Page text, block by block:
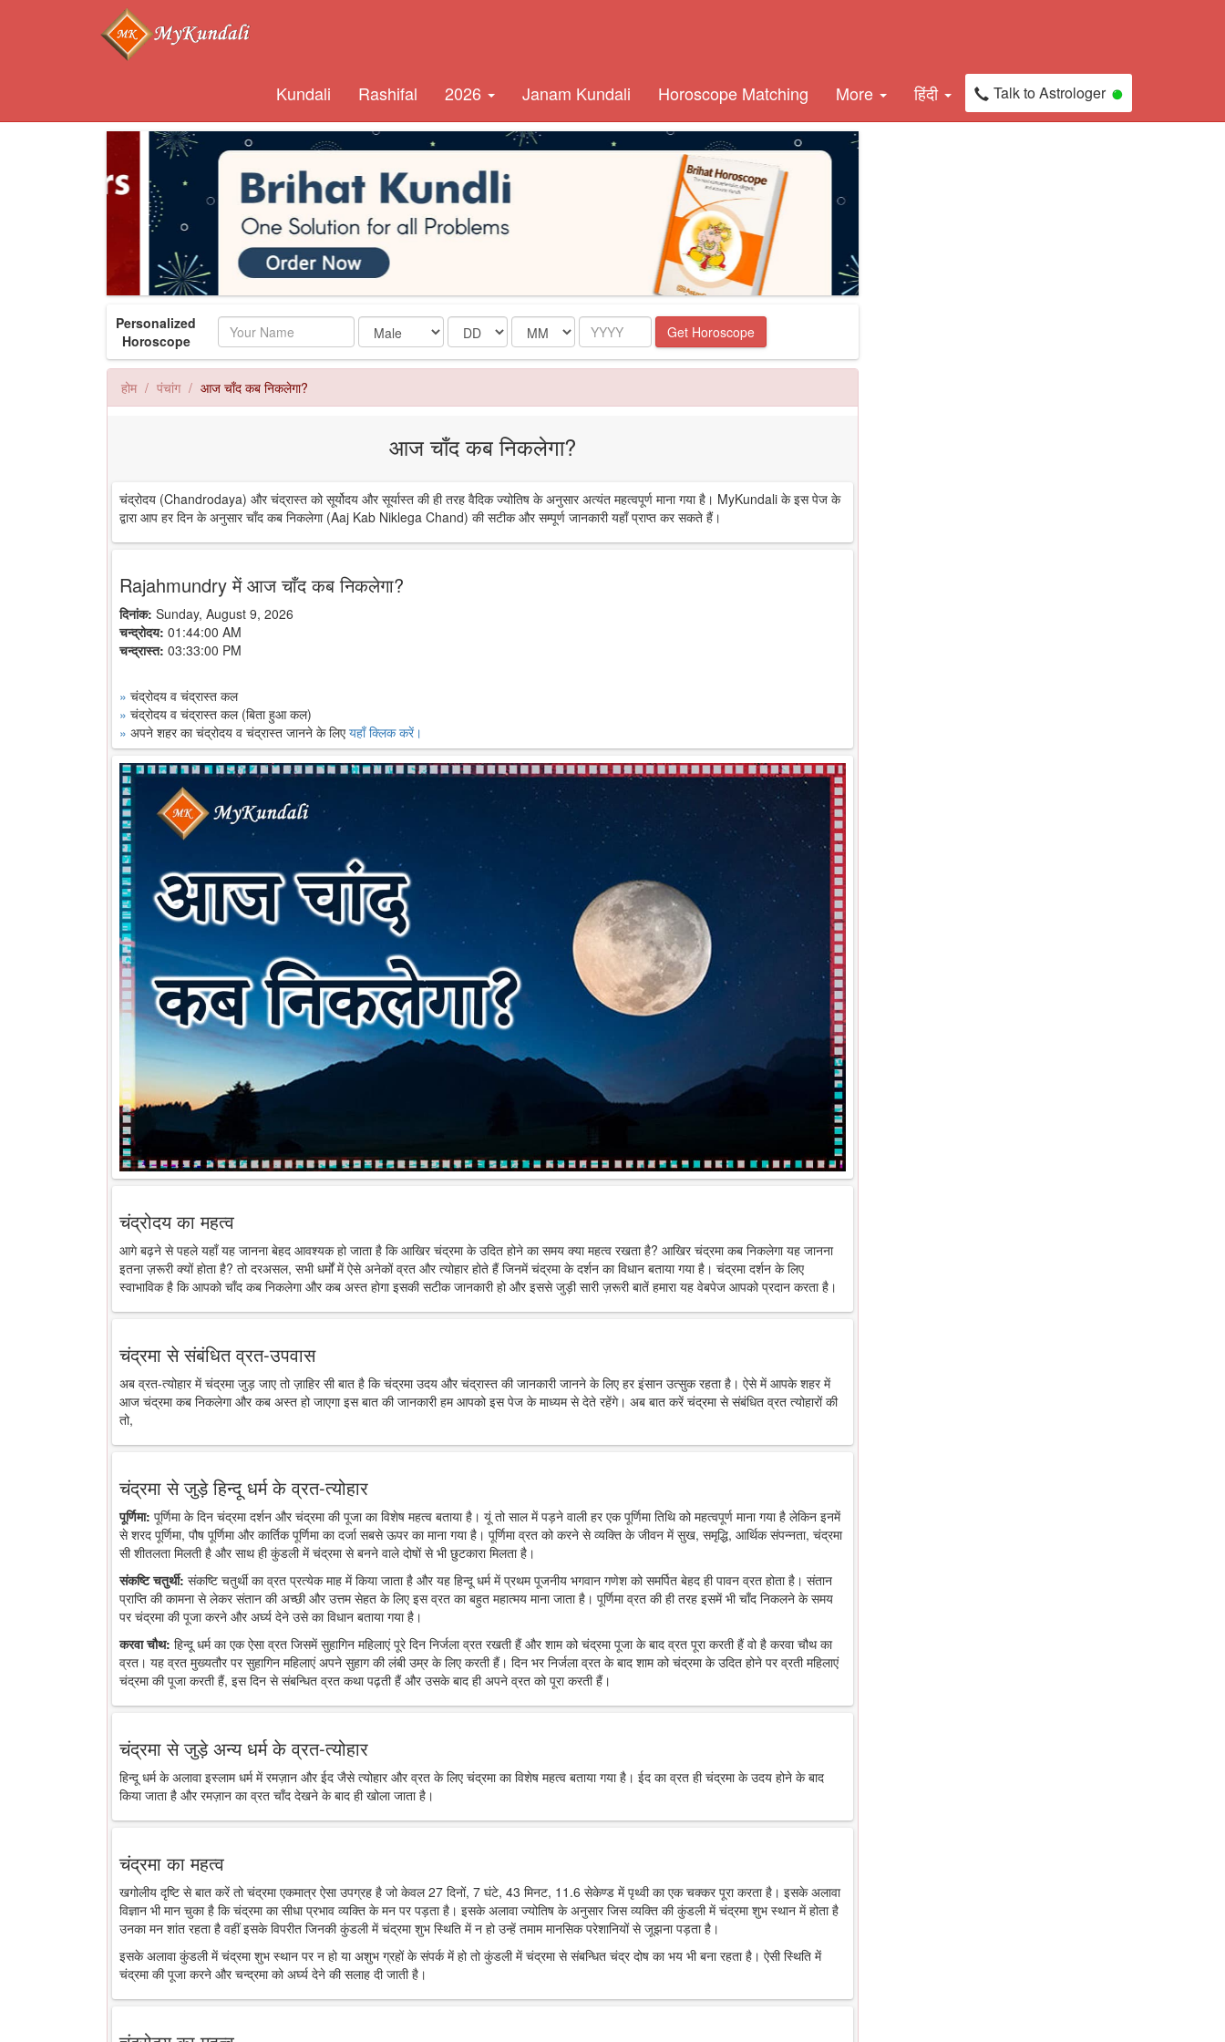
Kundali Rashifal 2026 Janam Kundali Horoscope Matching More हिंदी Talk to Astrologer
Personalized
Horoscope
Name Date Month Year Get Horoscope
होम पंचांग आज चाँद कब निकलेगा?
आज चाँद कब निकलेगा?
चंद्रोदय (Chandrodaya) और चंद्रास्त को सूर्योदय और सूर्यास्त की ही तरह वैदिक ज्योतिष के अनुसार अत्यंत महत्वपूर्ण माना गया है। MyKundali के इस पेज के
द्वारा आप हर दिन के अनुसार चाँद कब निकलेगा (Aaj Kab Niklega Chand) की सटीक और सम्पूर्ण जानकारी यहाँ प्राप्त कर सकते हैं।
Rajahmundry में आज चाँद कब निकलेगा?
दिनांक: Sunday, August 9, 2026
चन्द्रोदय: 01:44:00 AM
चन्द्रास्त: 03:33:00 PM
» चंद्रोदय व चंद्रास्त कल
» चंद्रोदय व चंद्रास्त कल (बिता हुआ कल)
» अपने शहर का चंद्रोदय व चंद्रास्त जानने के लिएयहाँ क्लिक करें।
चंद्रोदय का महत्व
आगे बढ़ने से पहले यहाँ यह जानना बेहद आवश्यक हो जाता है कि आखिर चंद्रमा के उदित होने का समय क्या महत्व रखता है? आखिर चंद्रमा कब निकलेगा यह जानना
इतना ज़रूरी क्यों होता है? तो दरअसल, सभी धर्मों में ऐसे अनेकों व्रत और त्योहार होते हैं जिनमें चंद्रमा के दर्शन का विधान बताया गया है। चंद्रमा दर्शन के लिए
स्वाभाविक है कि आपको चाँद कब निकलेगा और कब अस्त होगा इसकी सटीक जानकारी हो और इससे जुड़ी सारी ज़रूरी बातें हमारा यह वेबपेज आपको प्रदान करता है।
चंद्रमा से संबंधित व्रत-उपवास
अब व्रत-त्योहार में चंद्रमा जुड़ जाए तो ज़ाहिर सी बात है कि चंद्रमा उदय और चंद्रास्त की जानकारी जानने के लिए हर इंसान उत्सुक रहता है। ऐसे में आपके शहर में
आज चंद्रमा कब निकलेगा और कब अस्त हो जाएगा इस बात की जानकारी हम आपको इस पेज के माध्यम से देते रहेंगे। अब बात करें चंद्रमा से संबंधित व्रत त्योहारों की
तो,
चंद्रमा से जुड़े हिन्दू धर्म के व्रत-त्योहार
पूर्णिमा: पूर्णिमा के दिन चंद्रमा दर्शन और चंद्रमा की पूजा का विशेष महत्व बताया है। यूं तो साल में पड़ने वाली हर एक पूर्णिमा तिथि को महत्वपूर्ण माना गया है लेकिन इनमें
से शरद पूर्णिमा, पौष पूर्णिमा और कार्तिक पूर्णिमा का दर्जा सबसे ऊपर का माना गया है। पूर्णिमा व्रत को करने से व्यक्ति के जीवन में सुख, समृद्धि, आर्थिक संपन्नता, चंद्रमा
सी शीतलता मिलती है और साथ ही कुंडली में चंद्रमा से बनने वाले दोषों से भी छुटकारा मिलता है।
संकष्टि चतुर्थी: संकष्टि चतुर्थी का व्रत प्रत्येक माह में किया जाता है और यह हिन्दू धर्म में प्रथम पूजनीय भगवान गणेश को समर्पित बेहद ही पावन व्रत होता है। संतान
प्राप्ति की कामना से लेकर संतान की अच्छी और उत्तम सेहत के लिए इस व्रत का बहुत महात्मय माना जाता है। पूर्णिमा व्रत की ही तरह इसमें भी चाँद निकलने के समय
पर चंद्रमा की पूजा करने और अर्घ्य देने उसे का विधान बताया गया है।
करवा चौथ: हिन्दू धर्म का एक ऐसा व्रत जिसमें सुहागिन महिलाएं पूरे दिन निर्जला व्रत रखती हैं और शाम को चंद्रमा पूजा के बाद व्रत पूरा करती हैं वो है करवा चौथ का
व्रत। यह व्रत मुख्यतौर पर सुहागिन महिलाएं अपने सुहाग की लंबी उम्र के लिए करती हैं। दिन भर निर्जला व्रत के बाद शाम को चंद्रमा के उदित होने पर व्रती महिलाएं
चंद्रमा की पूजा करती हैं, इस दिन से संबन्धित व्रत कथा पढ़ती हैं और उसके बाद ही अपने व्रत को पूरा करती हैं।
चंद्रमा से जुड़े अन्य धर्म के व्रत-त्योहार
हिन्दू धर्म के अलावा इस्लाम धर्म में रमज़ान और ईद जैसे त्योहार और व्रत के लिए चंद्रमा का विशेष महत्व बताया गया है। ईद का व्रत ही चंद्रमा के उदय होने के बाद
किया जाता है और रमज़ान का व्रत चाँद देखने के बाद ही खोला जाता है।
चंद्रमा का महत्व
खगोलीय दृष्टि से बात करें तो चंद्रमा एकमात्र ऐसा उपग्रह है जो केवल 27 दिनों, 7 घंटे, 43 मिनट, 11.6 सेकेण्ड में पृथ्वी का एक चक्कर पूरा करता है। इसके अलावा
विज्ञान भी मान चुका है कि चंद्रमा का सीधा प्रभाव व्यक्ति के मन पर पड़ता है। इसके अलावा ज्योतिष के अनुसार जिस व्यक्ति की कुंडली में चंद्रमा शुभ स्थान में होता है
उनका मन शांत रहता है वहीं इसके विपरीत जिनकी कुंडली में चंद्रमा शुभ स्थिति में न हो उन्हें तमाम मानसिक परेशानियों से जूझना पड़ता है।
इसके अलावा कुंडली में चंद्रमा शुभ स्थान पर न हो या अशुभ ग्रहों के संपर्क में हो तो कुंडली में चंद्रमा से संबन्धित चंद्र दोष का भय भी बना रहता है। ऐसी स्थिति में
चंद्रमा की पूजा करने और चन्द्रमा को अर्घ्य देने की सलाह दी जाती है।